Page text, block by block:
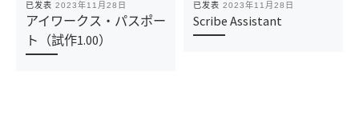
已发表 2023年11月28日
アイワークス・パスポー
ト（試作1.00）
已发表 2023年11月28日
Scribe Assistant